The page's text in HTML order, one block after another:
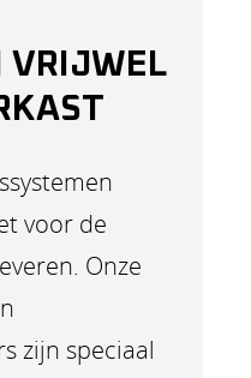
VRIJWEL
voor de
Onze
zijn speciaal